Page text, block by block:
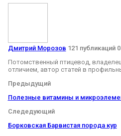
Дмитрий Морозов 121 публикаций
Потомственный птицевод,
отличием, автор статей в
Предыдущий
Полезные витамины и
Следедующий
Борковская Барвистая порода кур